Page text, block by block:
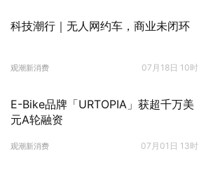
科技潮行｜无人网约车，商业未闭环
观潮新消费 07月18日 10时
E-Bike品牌「URTOPIA」获超千万美
元A轮融资
观潮新消费 07月01日 13时